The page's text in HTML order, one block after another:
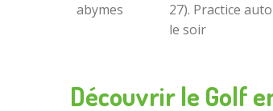
abymes
27). Practice
le soir
Découvrir le Golf